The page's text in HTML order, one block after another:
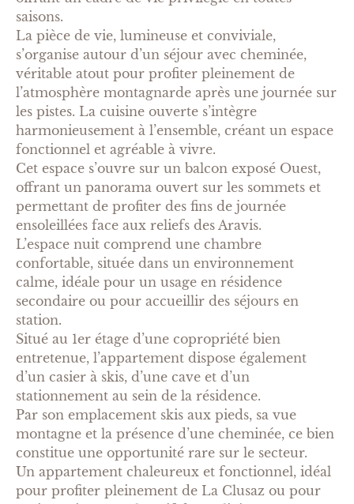
saisons.
La pièce de vie, lumineuse et conviviale,
s’organise autour d’un séjour avec cheminée,
véritable atout pour profiter pleinement de
l’atmosphère montagnarde après une journée sur
les pistes. La cuisine ouverte s’intègre
harmonieusement à l’ensemble, créant un espace
fonctionnel et agréable à vivre.
Cet espace s’ouvre sur un balcon exposé Ouest,
offrant un panorama ouvert sur les sommets et
permettant de profiter des fins de journée
ensoleillées face aux reliefs des Aravis.
L’espace nuit comprend une chambre
confortable, située dans un environnement
calme, idéale pour un usage en résidence
secondaire ou pour accueillir des séjours en
station.
Situé au 1er étage d’une copropriété bien
entretenue, l’appartement dispose également
d’un casier à skis, d’une cave et d’un
stationnement au sein de la résidence.
Par son emplacement skis aux pieds, sa vue
montagne et la présence d’une cheminée, ce bien
constitue une opportunité rare sur le secteur.
Un appartement chaleureux et fonctionnel, idéal
pour profiter pleinement de La Clusaz ou pour